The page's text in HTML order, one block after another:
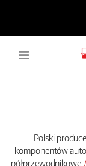
Polski
komponentów
półprzewodnikowe